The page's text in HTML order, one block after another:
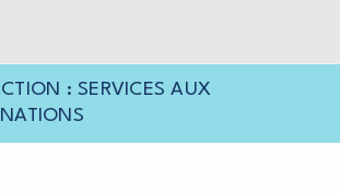
: SERVICES AUX
NATIONS